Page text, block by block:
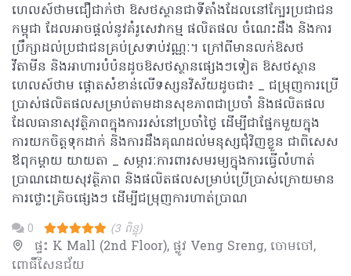
ហេលស៍ថាមជឿជាក់ថា ឱសថស្ថានជាទីតាំងដែលនៅក្បែរប្រជាជន
កម្ពុជា ដែលអាចផ្តល់នូវគំរូសេវាកម្ម ផលិតផល ចំណេះដឹង និងការ
ប្រឹក្សាដល់ប្រជាជនគ្រប់ស្រទាប់វណ្ណៈ។ ក្រៅពីមានលក់ឱសថ
វីតាមីន និងអាហារបំប៉នដូចឱសថស្ថានផ្សេងៗទៀត ឱសថស្ថាន
ហេលស៍ថាម ផ្តោតសំខាន់លើទស្សនវិស័យដូចជា៖ _ ជម្រុញការប្រើ
ប្រាស់ផលិតផលសម្រាប់តាមដានសុខភាពជាប្រចាំ និងផលិតផល
ដែលធានាសុវត្ថិភាពក្នុងការរស់នៅប្រចាំថ្ងៃ ដើម្បីជាផ្នែកមួយក្នុង
ការយកចិត្តទុកដាក់ និងការដឹងគុណដល់មនុស្សជុំវិញខ្លួន ជាពិសេស
ឪពុកម្តាយ យាយតា _ សម្ភារៈការពារសមរម្យក្នុងការធ្វើលំហាត់
ប្រាណដោយសុវត្ថិភាព និងផលិតផលសម្រាប់ប្រើប្រាស់ក្រោយមាន
ការថ្លោះគ្រិចផ្សេងៗ ដើម្បីជម្រុញការហាត់ប្រាណ
0 (3 ពិន្ទុ)
ផ្ទះ K Mall (2nd Floor), ផ្លូវ Veng Sreng, ចោមចៅ,
ពោធិ៍សែនជ័យ